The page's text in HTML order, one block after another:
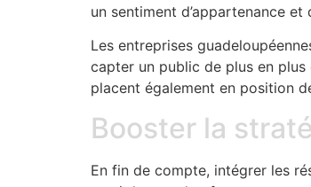
un sentiment d’appartenance
Les entreprises
capter un public de plus en
placent également en position
Booster la
En fin de compte, intégrer les